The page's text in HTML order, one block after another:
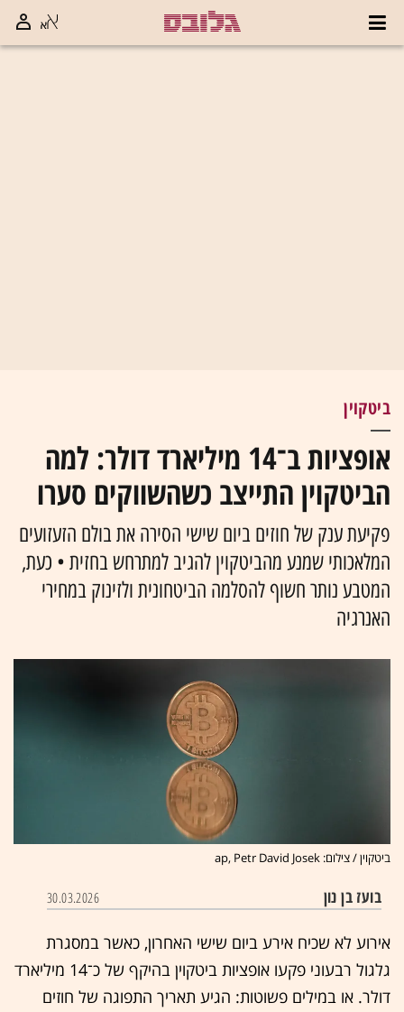
ביטקוין
אופציות ב־14 מיליארד דולר: למה
הביטקוין התייצב כשהשווקים סערו
פקיעת ענק של חוזים ביום שישי הסירה את בולם הזעזועים
המלאכותי שמנע מהביטקוין להגיב למתרחש בחזית • כעת,
המטבע נותר חשוף להסלמה הביטחונית ולזינוק במחירי
האנרגיה
ביטקוין / צילום: ap, Petr David Josek
בועז בן נון 30.03.2026
​אירוע לא שכיח אירע ביום שישי האחרון, כאשר במסגרת
גלגול רבעוני פקעו אופציות ביטקוין בהיקף של כ־14 מיליארד
דולר. או במילים פשוטות: הגיע תאריך התפוגה של חוזים